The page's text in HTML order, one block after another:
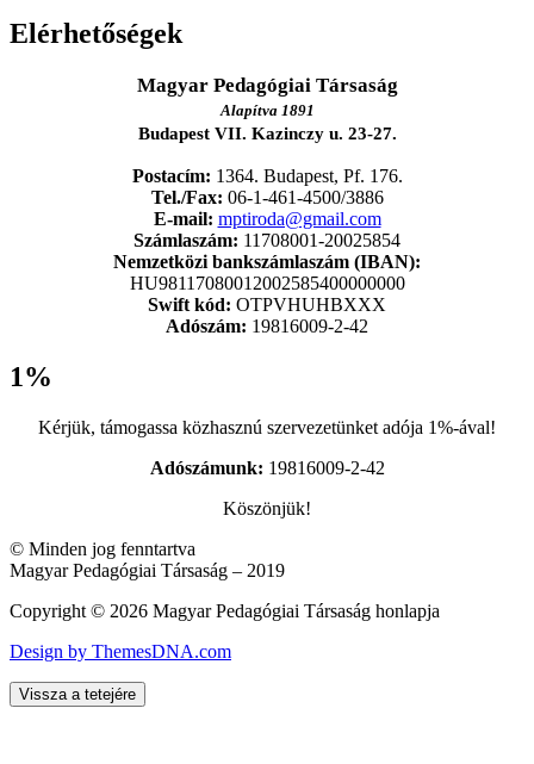
Elérhetőségek
Magyar Pedagógiai Társaság
Alapítva 1891
Budapest VII. Kazinczy u. 23-27.
Postacím: 1364. Budapest, Pf. 176.
Tel./Fax: 06-1-461-4500/3886
E-mail: mptiroda@gmail.com
Számlaszám: 11708001-20025854
Nemzetközi bankszámlaszám (IBAN):
HU98117080012002585400000000
Swift kód: OTPVHUHBXXX
Adószám: 19816009-2-42
1%
Kérjük, támogassa közhasznú szervezetünket adója 1%-ával!
Adószámunk: 19816009-2-42
Köszönjük!
© Minden jog fenntartva
Magyar Pedagógiai Társaság – 2019
Copyright © 2026 Magyar Pedagógiai Társaság honlapja
Design by ThemesDNA.com
Vissza a tetejére